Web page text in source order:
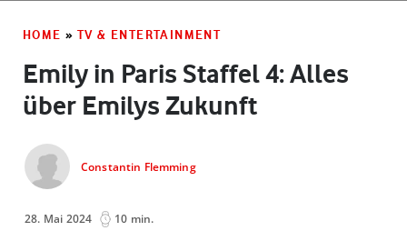
HOME » TV & ENTERTAINMENT
Emily in Paris Staffel 4: Alles
über Emilys Zukunft
Constantin Flemming
28. Mai 2024 10 min.